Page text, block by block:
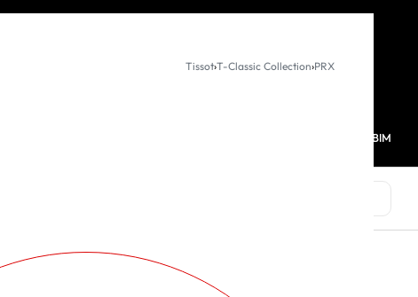
HESABIM
Tissot›T-Classic Collection›PRX